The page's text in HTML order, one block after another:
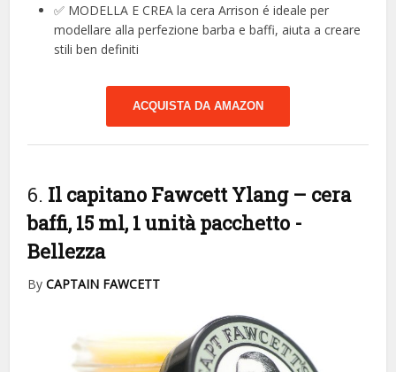
✅ MODELLA E CREA la cera Arrison é ideale per
modellare alla perfezione barba e baffi, aiuta a creare
stili ben definiti
ACQUISTA DA AMAZON
6. Il capitano Fawcett Ylang – cera
baffi, 15 ml, 1 unità pacchetto -
Bellezza
ByCAPTAIN FAWCETT